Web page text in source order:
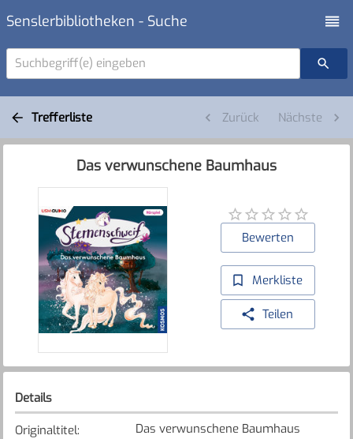
Senslerbibliotheken - Suche
Suchbegriff(e) eingeben
Trefferliste Zurück Nächste
Das verwunschene Baumhaus
Bewerten
Merkliste
Teilen
Details
Originaltitel:
Das verwunschene Baumhaus